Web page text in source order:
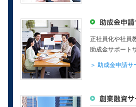
正社員化や社員
助成金サポート
＞ 助成金申請サ